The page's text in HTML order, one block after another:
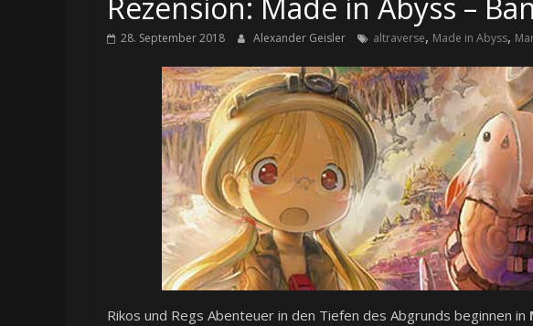
Rezension: Made in Abyss –
28. September 2018 Alexander Geisler altraverse, Made in Abyss,
Rikos und Regs Abenteuer in den Tiefen des Abgrunds beginnen in